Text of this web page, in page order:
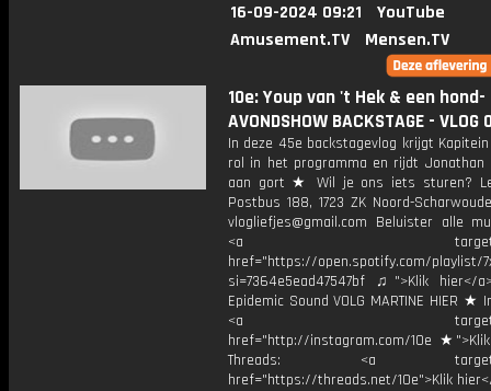
16-09-2024 09:21
YouTube
Amusement.TV
Mensen.TV
10e: Youp van 't Hek & een hond-
AVONDSHOW BACKSTAGE - VLOG
In deze 45e backstagevlog krijgt
rol in het programma en rijdt Jonathan
aan gort ★ Wil je ons iets sturen?
Postbus 188, 1723 ZK Noord-
vlogliefjes@gmail.com Beluister alle
<a
href="https://open.spotify.com/playlist/
si=7364e5ead47547bf ♫">Klik hier</
Epidemic Sound VOLG MARTINE HIER ★
<a
href="http://instagram.com/10e
Threads: <a
href="https://threads.net/10e">Klik